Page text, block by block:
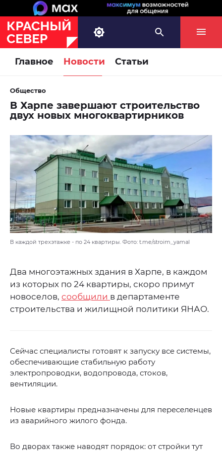
Главное Новости Статьи
Общество
В Харпе завершают строительство
двух новых многоквартирников
В каждой трехэтажке - по 24 квартиры. Фото: t.me/stroim_yamal
Два многоэтажных здания в Харпе, в каждом
из которых по 24 квартиры, скоро примут
новоселов, сообщили в департаменте
строительства и жилищной политики ЯНАО.
Сейчас специалисты готовят к запуску все системы,
обеспечивающие стабильную работу
электропроводки, водопровода, стоков,
вентиляции.
Новые квартиры предназначены для переселенцев
из аварийного жилого фонда.
Во дворах также наводят порядок: от стройки тут